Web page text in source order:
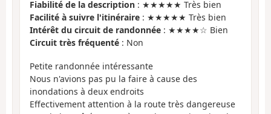
Fiabilité de la description : ★★★★★ Très bien
Facilité à suivre l'itinéraire : ★★★★★ Très bien
Intérêt du circuit de randonnée : ★★★★☆ Bien
Circuit très fréquenté : Non
Petite randonnée intéressante
Nous n'avions pas pu la faire à cause des
inondations à deux endroits
Effectivement attention à la route très dangereuse